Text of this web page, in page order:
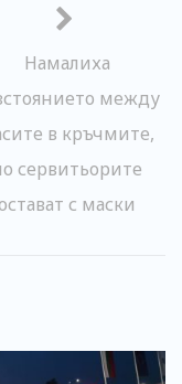
Намалиха
между
в кръчмите,
сервитьорите
с маски